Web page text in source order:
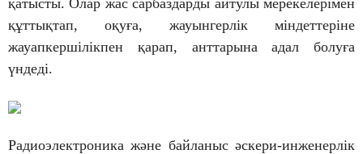
қатысты. Олар жас сарбаздарды айтулы мерекелерімен
құттықтап, оқуға, жауынгерлік міндеттеріне
жауапкершілікпен қарап, анттарына адал болуға
үндеді.
Радиоэлектроника және байланыс әскери-инженерлік